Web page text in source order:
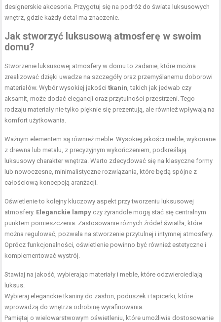
designerskie akcesoria. Przygotuj się na podróż do świata luksusowych
wnętrz, gdzie każdy detal ma znaczenie.
Jak stworzyć luksusową atmosferę w swoim
domu?
Stworzenie luksusowej atmosfery w domu to zadanie, które można
zrealizować dzięki uwadze na szczegóły oraz przemyślanemu doborowi
materiałów. Wybór wysokiej jakościtkanin , takich jak jedwab czy
aksamit, może dodać elegancji oraz przytulności przestrzeni. Tego
rodzaju materiały nie tylko pięknie się prezentują, ale również wpływają na
komfort użytkowania.
Ważnym elementem są również meble. Wysokiej jakości meble, wykonane
z drewna lub metalu, z precyzyjnym wykończeniem, podkreślają
luksusowy charakter wnętrza. Warto zdecydować się na klasyczne formy
lub nowoczesne, minimalistyczne rozwiązania, które będą spójne z
całościową koncepcją aranżacji.
Oświetlenie to kolejny kluczowy aspekt przy tworzeniu luksusowej
atmosfery. Eleganckie lampy czy żyrandole mogą stać się centralnym
punktem pomieszczenia. Zastosowanie różnych źródeł światła, które
można regulować, pozwala na stworzenie przytulnej i intymnej atmosfery.
Oprócz funkcjonalności, oświetlenie powinno być również estetyczne i
komplementować wystrój.
Stawiaj na jakość, wybierając materiały i meble, które odzwierciedlają
luksus.
Wybieraj eleganckie tkaniny do zasłon, poduszek i tapicerki, które
wprowadzą do wnętrza odrobinę wyrafinowania.
Pamiętaj o wielowarstwowym oświetleniu, które umożliwia dostosowanie